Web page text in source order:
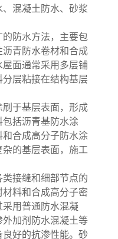
混凝土防水、砂浆
防水方法，主要包
青防水卷材和合成
面通常采用多层铺
层粘接在结构基层
于基层表面，形成
括沥青基防水涂
合成高分子防水涂
的基层表面，施工
接缝和细部节点的
料和合成高分子密
用普通防水混凝
加剂防水混凝土等
好的抗渗性能。砂